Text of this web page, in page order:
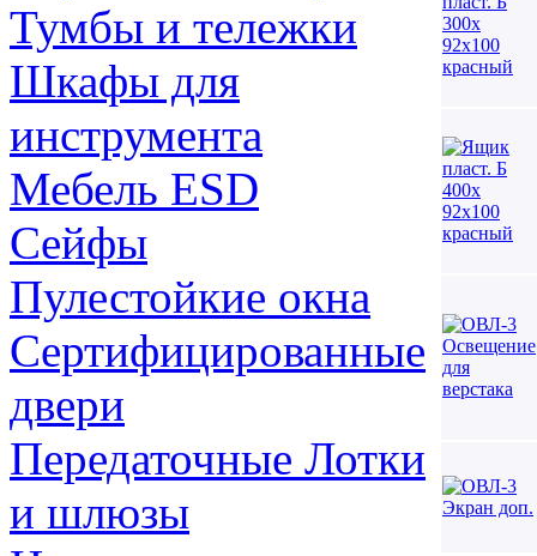
Тумбы и тележки
Шкафы для
инструмента
Мебель ESD
Сейфы
Пулестойкие окна
Сертифицированные
двери
Передаточные Лотки
и шлюзы